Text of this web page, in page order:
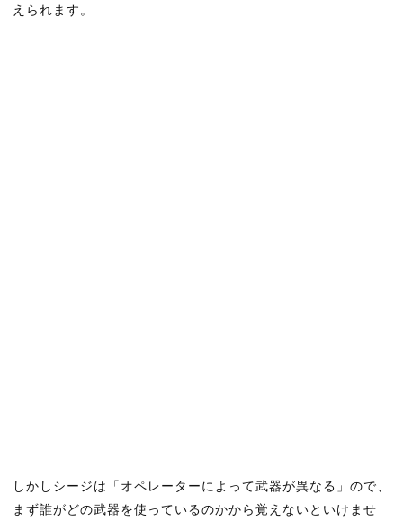
えられます。
しかしシージは「オペレーターによって武器が異なる」ので、
まず誰がどの武器を使っているのかから覚えないといけませ